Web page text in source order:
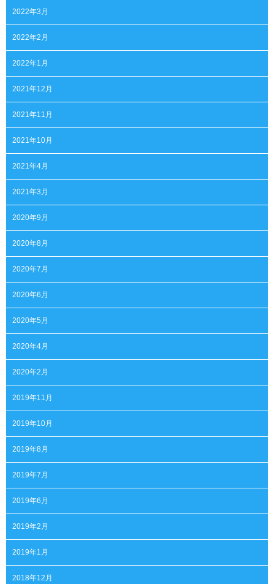
2022年3月
2022年2月
2022年1月
2021年12月
2021年11月
2021年10月
2021年4月
2021年3月
2020年9月
2020年8月
2020年7月
2020年6月
2020年5月
2020年4月
2020年2月
2019年11月
2019年10月
2019年8月
2019年7月
2019年6月
2019年2月
2019年1月
2018年12月